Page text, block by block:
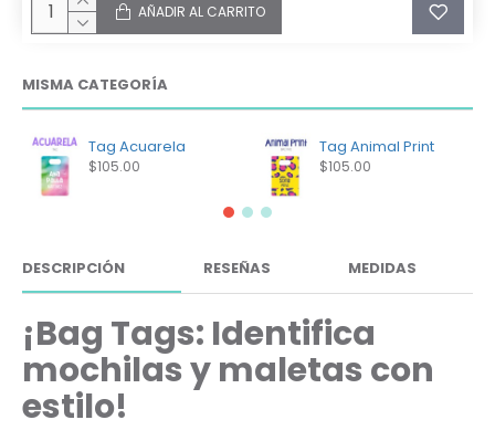
AÑADIR AL CARRITO
MISMA CATEGORÍA
Tag Acuarela
$105.00
Tag Animal Print
$105.00
DESCRIPCIÓN RESEÑAS MEDIDAS
¡Bag Tags: Identifica
mochilas y maletas con
estilo!